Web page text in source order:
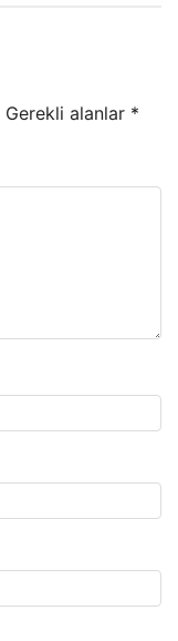
Gerekli alanlar *